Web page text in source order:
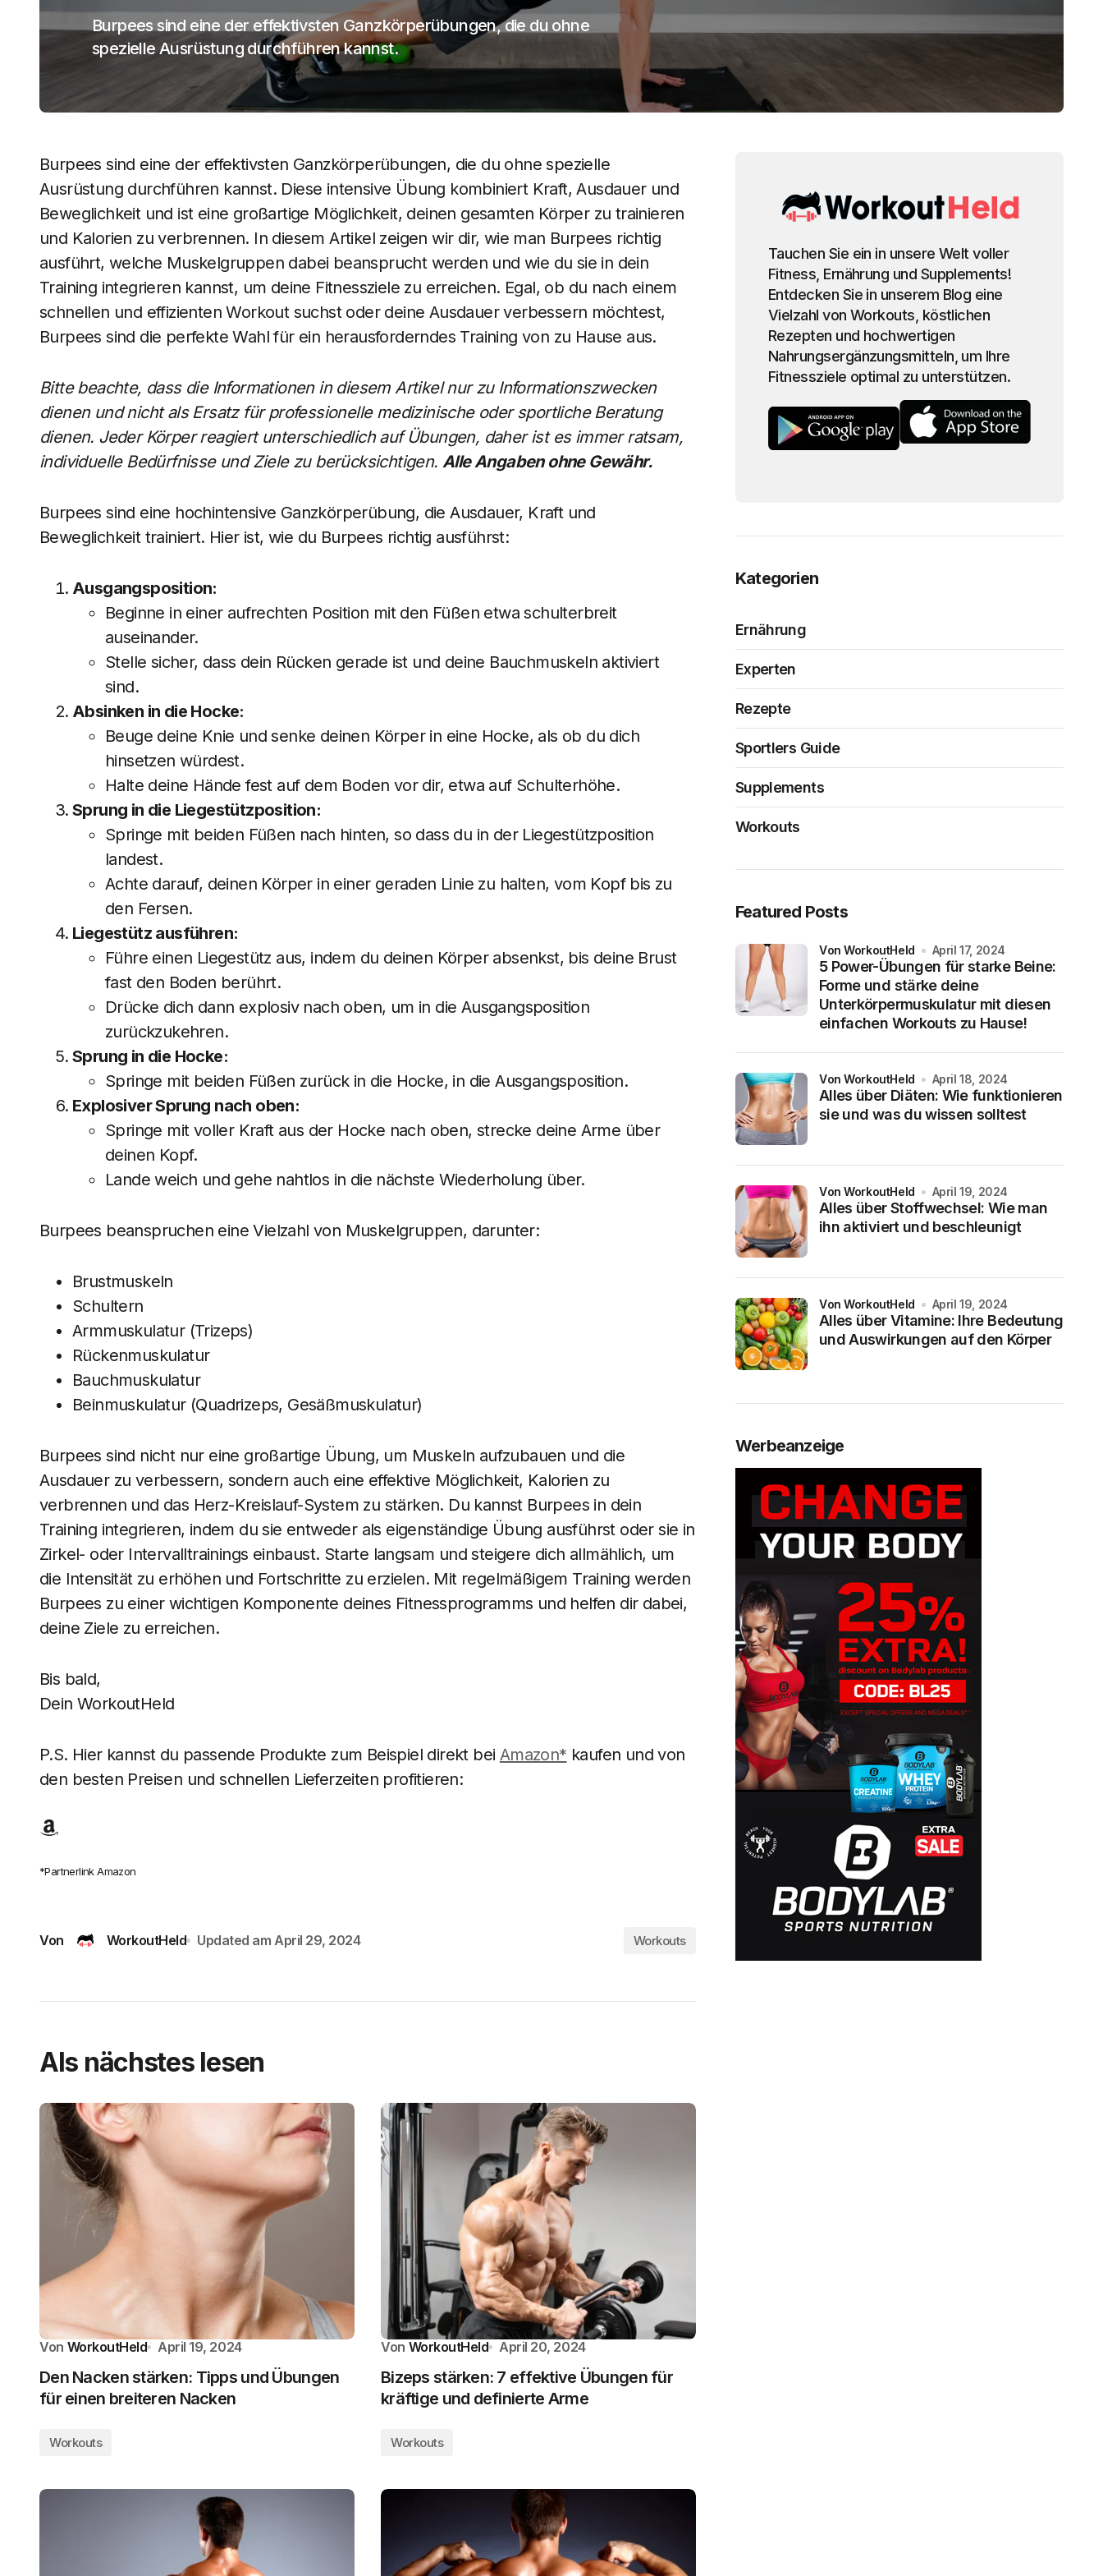
Burpees sind eine der effektivsten Ganzkörperübungen, die du ohne
spezielle Ausrüstung durchführen kannst.
Burpees sind eine der effektivsten Ganzkörperübungen, die du ohne spezielle
Ausrüstung durchführen kannst. Diese intensive Übung kombiniert Kraft, Ausdauer und
Beweglichkeit und ist eine großartige Möglichkeit, deinen gesamten Körper zu trainieren
und Kalorien zu verbrennen. In diesem Artikel zeigen wir dir, wie man Burpees richtig
ausführt, welche Muskelgruppen dabei beansprucht werden und wie du sie in dein
Training integrieren kannst, um deine Fitnessziele zu erreichen. Egal, ob du nach einem
schnellen und effizienten Workout suchst oder deine Ausdauer verbessern möchtest,
Burpees sind die perfekte Wahl für ein herausforderndes Training von zu Hause aus.
Bitte beachte, dass die Informationen in diesem Artikel nur zu Informationszwecken
dienen und nicht als Ersatz für professionelle medizinische oder sportliche Beratung
dienen. Jeder Körper reagiert unterschiedlich auf Übungen, daher ist es immer ratsam,
individuelle Bedürfnisse und Ziele zu berücksichtigen. Alle Angaben ohne Gewähr.
Burpees sind eine hochintensive Ganzkörperübung, die Ausdauer, Kraft und
Beweglichkeit trainiert. Hier ist, wie du Burpees richtig ausführst:
Ausgangsposition:
Beginne in einer aufrechten Position mit den Füßen etwa schulterbreit
auseinander.
Stelle sicher, dass dein Rücken gerade ist und deine Bauchmuskeln aktiviert
sind.
Absinken in die Hocke:
Beuge deine Knie und senke deinen Körper in eine Hocke, als ob du dich
hinsetzen würdest.
Halte deine Hände fest auf dem Boden vor dir, etwa auf Schulterhöhe.
Sprung in die Liegestützposition:
Springe mit beiden Füßen nach hinten, so dass du in der Liegestützposition
landest.
Achte darauf, deinen Körper in einer geraden Linie zu halten, vom Kopf bis zu
den Fersen.
Liegestütz ausführen:
Führe einen Liegestütz aus, indem du deinen Körper absenkst, bis deine Brust
fast den Boden berührt.
Drücke dich dann explosiv nach oben, um in die Ausgangsposition
zurückzukehren.
Sprung in die Hocke:
Springe mit beiden Füßen zurück in die Hocke, in die Ausgangsposition.
Explosiver Sprung nach oben:
Springe mit voller Kraft aus der Hocke nach oben, strecke deine Arme über
deinen Kopf.
Lande weich und gehe nahtlos in die nächste Wiederholung über.
Burpees beanspruchen eine Vielzahl von Muskelgruppen, darunter:
Brustmuskeln
Schultern
Armmuskulatur (Trizeps)
Rückenmuskulatur
Bauchmuskulatur
Beinmuskulatur (Quadrizeps, Gesäßmuskulatur)
Burpees sind nicht nur eine großartige Übung, um Muskeln aufzubauen und die
Ausdauer zu verbessern, sondern auch eine effektive Möglichkeit, Kalorien zu
verbrennen und das Herz-Kreislauf-System zu stärken. Du kannst Burpees in dein
Training integrieren, indem du sie entweder als eigenständige Übung ausführst oder sie in
Zirkel- oder Intervalltrainings einbaust. Starte langsam und steigere dich allmählich, um
die Intensität zu erhöhen und Fortschritte zu erzielen. Mit regelmäßigem Training werden
Burpees zu einer wichtigen Komponente deines Fitnessprogramms und helfen dir dabei,
deine Ziele zu erreichen.
Bis bald,
Dein WorkoutHeld
P.S. Hier kannst du passende Produkte zum Beispiel direkt bei Amazon* kaufen und von
den besten Preisen und schnellen Lieferzeiten profitieren:
*Partnerlink Amazon
Von WorkoutHeld Updated am April 29, 2024 Workouts
Als nächstes lesen
Von WorkoutHeld April 19, 2024
Den Nacken stärken: Tipps und Übungen
für einen breiteren Nacken
Workouts
Von WorkoutHeld April 20, 2024
Bizeps stärken: 7 effektive Übungen für
kräftige und definierte Arme
Workouts
Tauchen Sie ein in unsere Welt voller
Fitness, Ernährung und Supplements!
Entdecken Sie in unserem Blog eine
Vielzahl von Workouts, köstlichen
Rezepten und hochwertigen
Nahrungsergänzungsmitteln, um Ihre
Fitnessziele optimal zu unterstützen.
Kategorien
Ernährung
Experten
Rezepte
Sportlers Guide
Supplements
Workouts
Featured Posts
5 Power-Übungen für starke Beine:
Forme und stärke deine
Unterkörpermuskulatur mit diesen
einfachen Workouts zu Hause!
von WorkoutHeld April 17, 2024
Alles über Diäten: Wie funktionieren
sie und was du wissen solltest
von WorkoutHeld April 18, 2024
Alles über Stoffwechsel: Wie man
ihn aktiviert und beschleunigt
von WorkoutHeld April 19, 2024
Alles über Vitamine: Ihre Bedeutung
und Auswirkungen auf den Körper
von WorkoutHeld April 19, 2024
Werbeanzeige